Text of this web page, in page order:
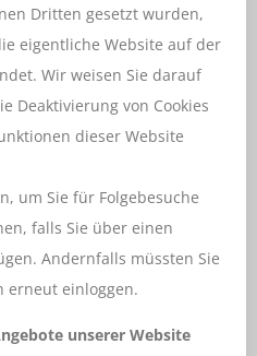
Dritten gesetzt wurden,
eigentliche Website auf der
Wir weisen Sie darauf
Deaktivierung von Cookies
dieser Website
um Sie für Folgebesuche
falls Sie über einen
Andernfalls müssten Sie
erneut einloggen.
unserer Website